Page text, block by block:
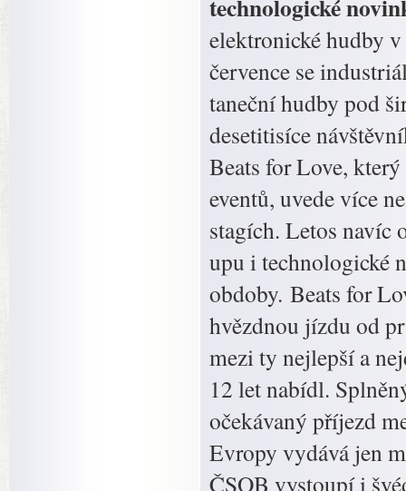
technologické
elektronické hudby
července se
taneční hudby pod
desetitisíce
Beats for Love,
eventů, uvede více
stagích. Letos
upu i technologické
obdoby. Beats for
hvězdnou jízdu od
mezi ty nejlepší a
12 let nabídl.
očekávaný příjezd
Evropy vydává jen
ČSOB vystoupí i